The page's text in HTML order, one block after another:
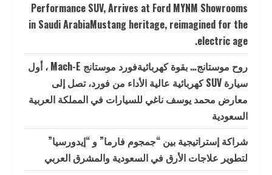
Performance SUV, Arrives at Ford MYNM Showrooms
in Saudi ArabiaMustang heritage, reimagined for the
electric age.
روح موستانج… بقوة كهربائيةفورد موستانج Mach-E ، أول
سيارة SUV كهربائية عالية الأداء من فورد، تصل إلى
معارض محمد يوسف ناغي للسيارات في المملكة العربية
السعودية
شراكة إستراتيجية بين “جمجوم فارما” و “إيدورسيا”
لتطوير علاجات الأرق في السعودية والمشرق العربي